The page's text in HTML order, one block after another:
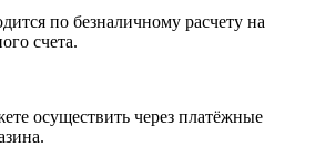
по безналичному расчету на
счета.
осуществить через платёжные